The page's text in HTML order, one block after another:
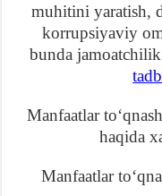
muhitini yaratish,
korrupsiyaviy
bunda
Manfaatlar
haqida
Manfaatlar